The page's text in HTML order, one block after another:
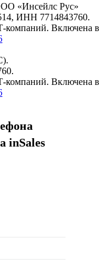
«Инсейлс Рус»
ИНН 7714843760.
компаний. Включена в
компаний. Включена в
inSales